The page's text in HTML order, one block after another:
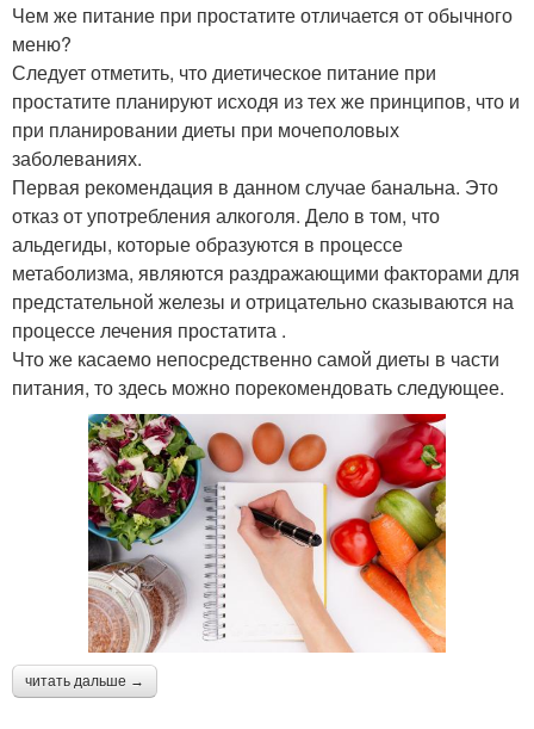
Чем же питание при простатите отличается от обычного
меню?
Следует отметить, что диетическое питание при
простатите планируют исходя из тех же принципов, что и
при планировании диеты при мочеполовых
заболеваниях.
Первая рекомендация в данном случае банальна. Это
отказ от употребления алкоголя. Дело в том, что
альдегиды, которые образуются в процессе
метаболизма, являются раздражающими факторами для
предстательной железы и отрицательно сказываются на
процессе лечения простатита .
Что же касаемо непосредственно самой диеты в части
питания, то здесь можно порекомендовать следующее.
читать дальше →